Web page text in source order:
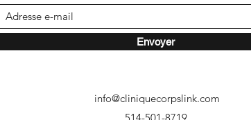
Envoyer
info@cliniquecorpslink.com